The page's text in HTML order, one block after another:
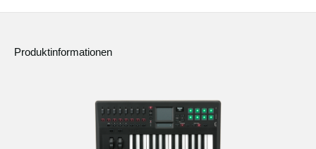
Produktinformationen